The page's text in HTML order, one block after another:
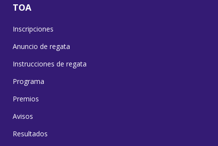
TOA
Inscripciones
Anuncio de regata
Instrucciones de regata
Programa
Premios
Avisos
Resultados